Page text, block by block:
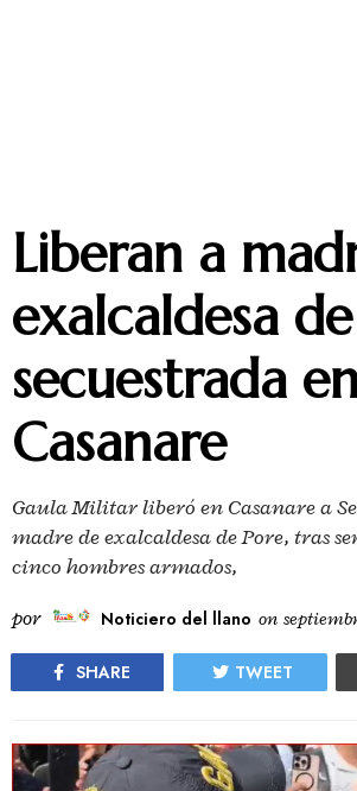
Liberan a
exalcaldesa
secuestrada
Casanare
Gaula Militar liberó en Casanare a
madre de exalcaldesa de Pore, tras
cinco hombres armados,
por Noticiero del llano on
SHARE TWEET